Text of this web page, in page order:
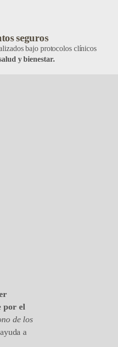
seguros
bajo protocolos clínicos
y bienestar.
por el
de los
a